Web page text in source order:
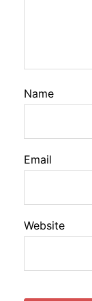
Name
Email
Website